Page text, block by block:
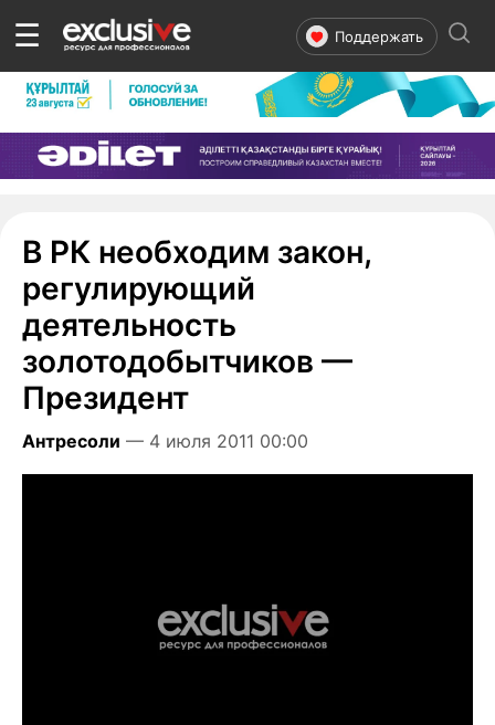
☰ Поддержать
В РК необходим закон,
регулирующий
деятельность
золотодобытчиков —
Президент
Антресоли — 4 июля 2011 00:00